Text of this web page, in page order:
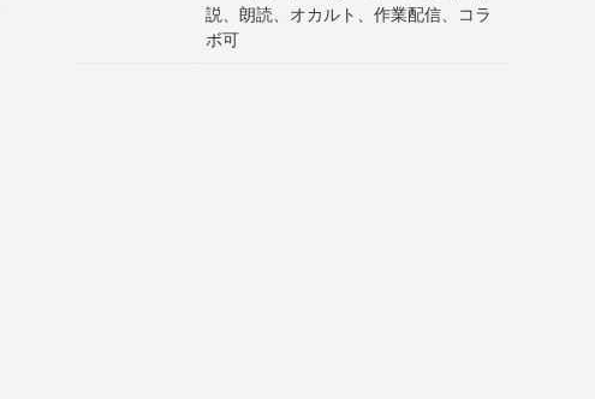
説、朗読、オカルト、作業配信、コラ
ボ可